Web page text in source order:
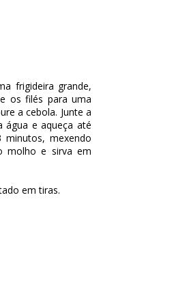
frigideira grande,
os filés para uma
a cebola. Junte a
água e aqueça até
minutos, mexendo
molho e sirva em
em tiras.